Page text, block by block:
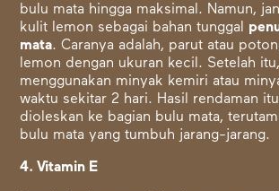
bulu mata hingga maksimal. Namun,
kulit lemon sebagai bahan tunggal
mata. Caranya adalah, parut atau
lemon dengan ukuran kecil. Setelah
menggunakan minyak kemiri atau
waktu sekitar 2 hari. Hasil rendaman
dioleskan ke bagian bulu mata,
bulu mata yang tumbuh jarang-jarang.
4. Vitamin E